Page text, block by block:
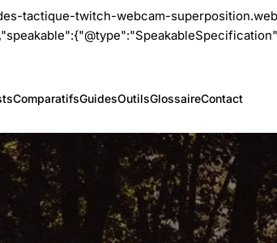
tactique-twitch-webcam-
ComparatifsGuidesOutilsGlossaireContact